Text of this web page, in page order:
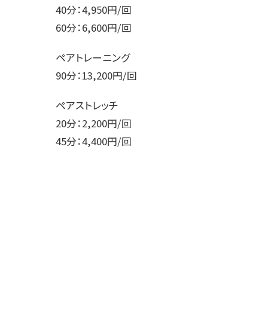
40分：4,950円/回
60分：6,600円/回
ペアトレーニング
90分：13,200円/回
ペアストレッチ
20分：2,200円/回
45分：4,400円/回